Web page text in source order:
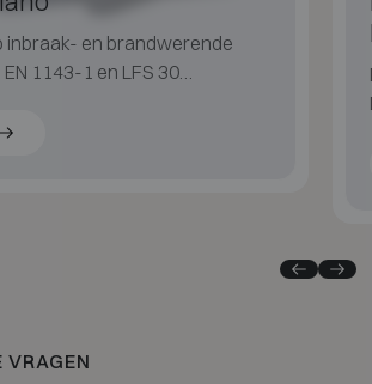
inbraak- en brandwerende
EN 1143-1 en LFS 30
VRAGEN